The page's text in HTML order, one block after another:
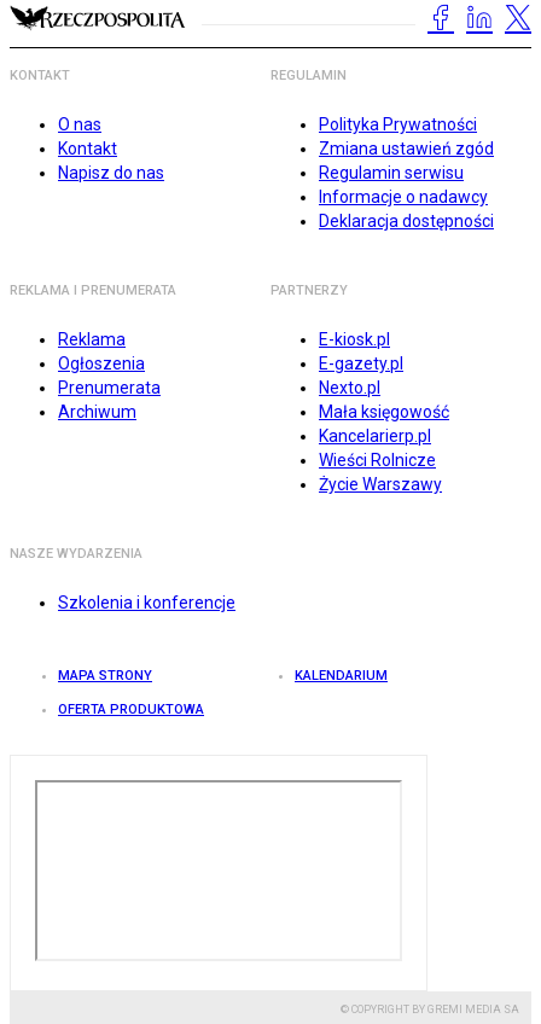
KONTAKT
O nas
Kontakt
Napisz do nas
REGULAMIN
Polityka Prywatności
Zmiana ustawień zgód
Regulamin serwisu
Informacje o nadawcy
Deklaracja dostępności
REKLAMA I PRENUMERATA
Reklama
Ogłoszenia
Prenumerata
Archiwum
PARTNERZY
E-kiosk.pl
E-gazety.pl
Nexto.pl
Mała księgowość
Kancelarierp.pl
Wieści Rolnicze
Życie Warszawy
NASZE WYDARZENIA
Szkolenia i konferencje
MAPA STRONY KALENDARIUM
OFERTA PRODUKTOWA
© COPYRIGHT BY GREMI MEDIA SA